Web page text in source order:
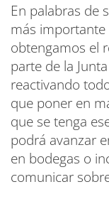
En palabras de
más
obtengamos el
parte de la
reactivando
que poner en
que se tenga
podrá avanzar
en bodegas o
comunicar